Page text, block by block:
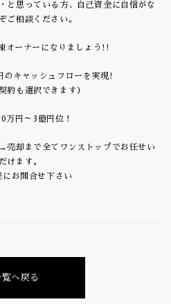
と思っている方、自己資金に自信がな
ご相談ください。
オーナーになりましょう!!
のキャッシュフローを実現!
約も選択できます）
万円～3億円位！
却まで全てワンストップでお任せい
けます。
にお問合せ下さい
覧へ戻る